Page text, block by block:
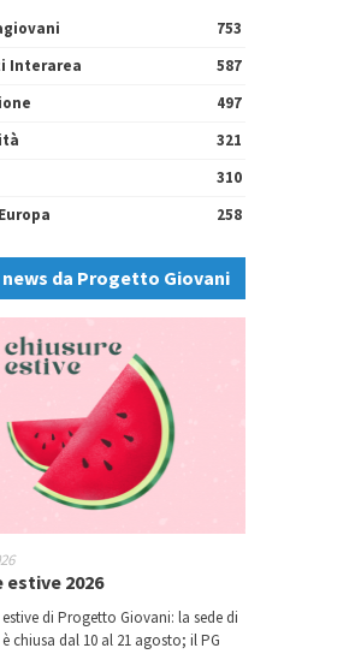
753
Interarea
587
497
321
310
258
da Progetto Giovani
estive 2026
di Progetto Giovani: la sede di
chiusa dal 10 al 21 agosto; il PG